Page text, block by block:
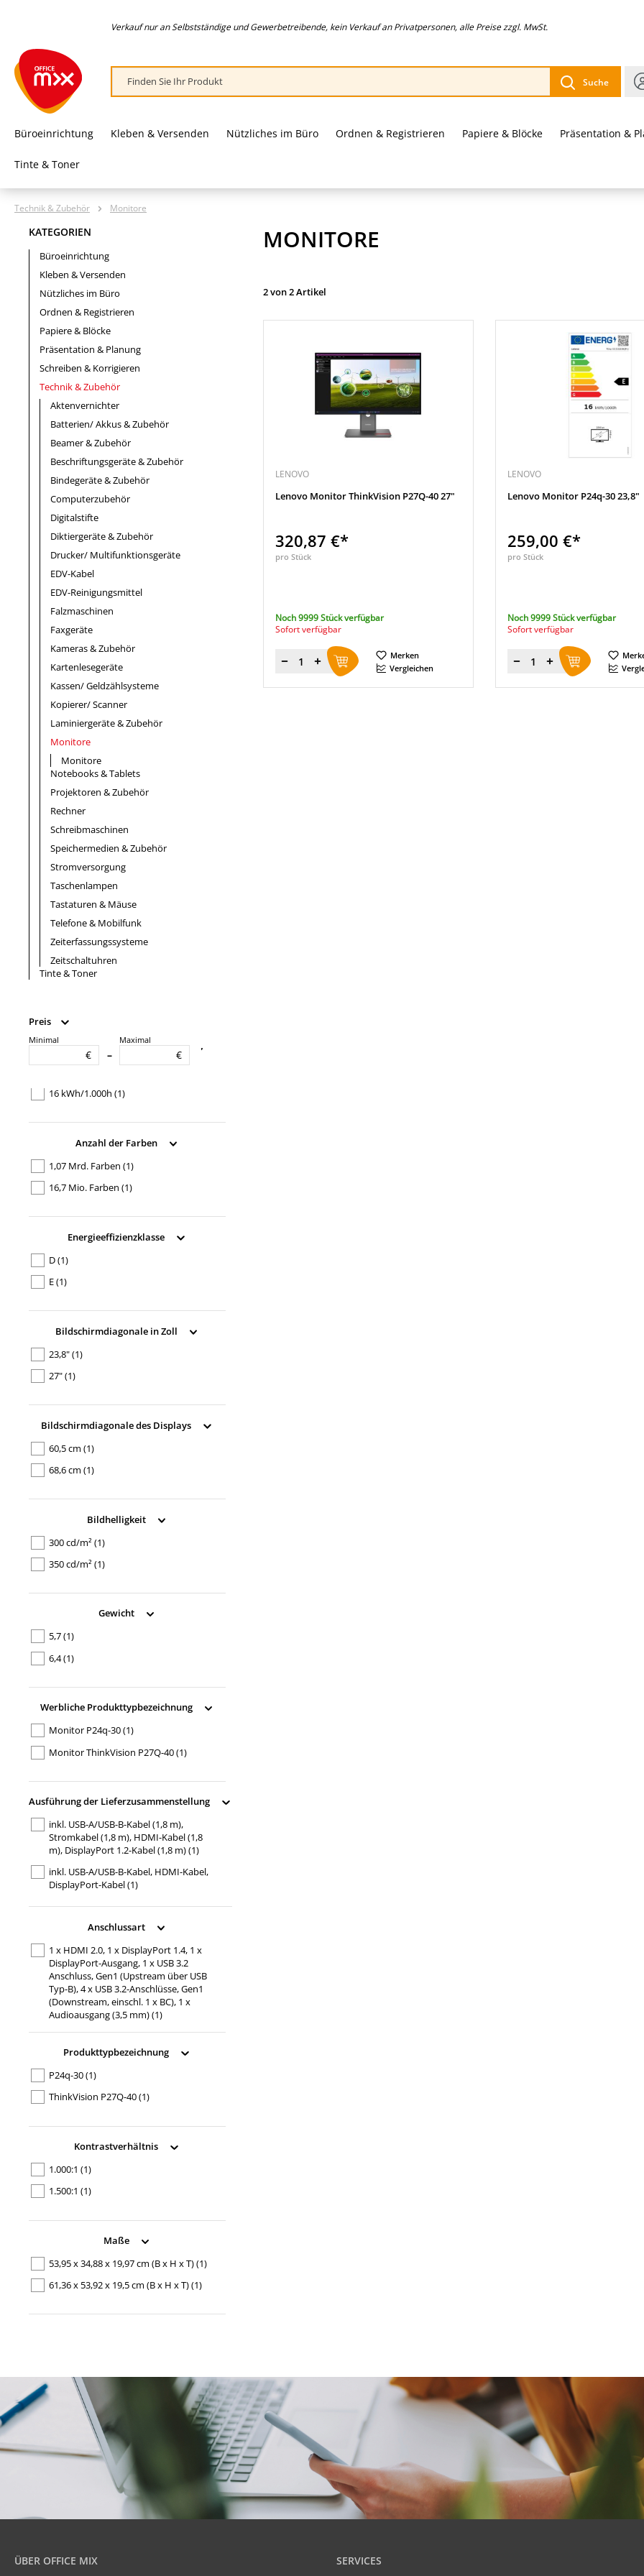
Verkauf nur an Selbstständige und Gewerbetreibende, kein Verkauf an Privatpersonen, alle Preise zzgl. MwSt.
Suche
Büroeinrichtung Kleben & Versenden Nützliches im Büro Ordnen & Registrieren Papiere & Blöcke Präsentation &
Tinte & Toner
Technik & Zubehör Monitore
KATEGORIEN
Büroeinrichtung
Kleben & Versenden
Nützliches im Büro
Ordnen & Registrieren
Papiere & Blöcke
Präsentation & Planung
Schreiben & Korrigieren
Technik & Zubehör
Aktenvernichter
Batterien/ Akkus & Zubehör
Beamer & Zubehör
Beschriftungsgeräte & Zubehör
Bindegeräte & Zubehör
Computerzubehör
Digitalstifte
Diktiergeräte & Zubehör
Drucker/ Multifunktionsgeräte
EDV-Kabel
EDV-Reinigungsmittel
Falzmaschinen
Faxgeräte
Kameras & Zubehör
Kartenlesegeräte
Kassen/ Geldzählsysteme
Kopierer/ Scanner
Laminiergeräte & Zubehör
Monitore
Monitore
Notebooks & Tablets
Projektoren & Zubehör
Rechner
Schreibmaschinen
Speichermedien & Zubehör
Stromversorgung
Taschenlampen
Tastaturen & Mäuse
Telefone & Mobilfunk
Zeiterfassungssysteme
Zeitschaltuhren
Tinte & Toner
Preis
Minimal
€ –
Maximal
€
gewichteter Energieverbrauch
16 kWh/1.000h (1)
Anzahl der Farben
1,07 Mrd. Farben (1)
16,7 Mio. Farben (1)
Energieeffizienzklasse
D(1)
E(1)
Bildschirmdiagonale in Zoll
23,8"(1)
27"(1)
Bildschirmdiagonale des Displays
60,5 cm (1)
68,6 cm (1)
Bildhelligkeit
300 cd/m² (1)
350 cd/m² (1)
Gewicht
5,7(1)
6,4(1)
Werbliche Produkttypbezeichnung
Monitor P24q-30(1)
Monitor ThinkVision P27Q-40(1)
Ausführung der Lieferzusammenstellung
inkl. USB-A/USB-B-Kabel (1,8 m),
Stromkabel (1,8 m), HDMI-Kabel (1,8
m), DisplayPort 1.2-Kabel (1,8 m)(1)
inkl. USB-A/USB-B-Kabel, HDMI-Kabel,
DisplayPort-Kabel(1)
Anschlussart
1 x HDMI 2.0, 1 x DisplayPort 1.4, 1 x
DisplayPort-Ausgang, 1 x USB 3.2
Anschluss, Gen1 (Upstream über USB
Typ-B), 4 x USB 3.2-Anschlüsse, Gen1
(Downstream, einschl. 1 x BC), 1 x
Audioausgang (3,5 mm)(1)
1 x USB-C 3.2 Gen 1 (PD, bis 15 W), 3 x
USB-A 3.2 Gen 1, 1 x USB-B 3.2 Gen 1,
1 x HDMI, 1 x DisplayPort, 1 x
DisplayPort (Ausgang)
Produkttypbezeichnung
P24q-30(1)
ThinkVision P27Q-40(1)
Kontrastverhältnis
1.000:1 (1)
1.500:1 (1)
Maße
53,95 x 34,88 x 19,97 cm (B x H x T)(1)
61,36 x 53,92 x 19,5 cm (B x H x T)(1)
MONITORE
2 von 2 Artikel
LENOVO
Lenovo Monitor ThinkVision P27Q-40 27"
320,87 €*
pro Stück
Noch 9999 Stück verfügbar
Sofort verfügbar
Menge
Merken
Vergleichen
LENOVO
Lenovo Monitor P24q-30 23,8"
259,00 €*
pro Stück
Noch 9999 Stück verfügbar
Sofort verfügbar
Menge
ÜBER OFFICE MIX SERVICES